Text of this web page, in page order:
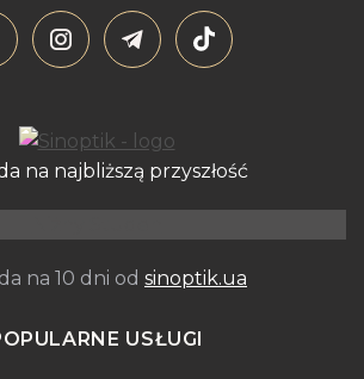
na najbliższą przyszłość
na 10 dni od sinoptik.ua
USŁUGI